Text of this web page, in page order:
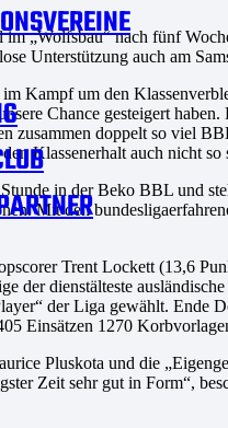
„Wolfsbau“ nach fünf
Unterstützung auch am
Kampf um den
Chance gesteigert
doppelt so viel
Klassenerhalt auch nicht
in der Beko BBL und
Mit den
Trent Lockett (13,6
der dienstälteste
der Liga gewählt. Ende
Einsätzen 1270
Pluskota und die
Zeit sehr gut in Form“,